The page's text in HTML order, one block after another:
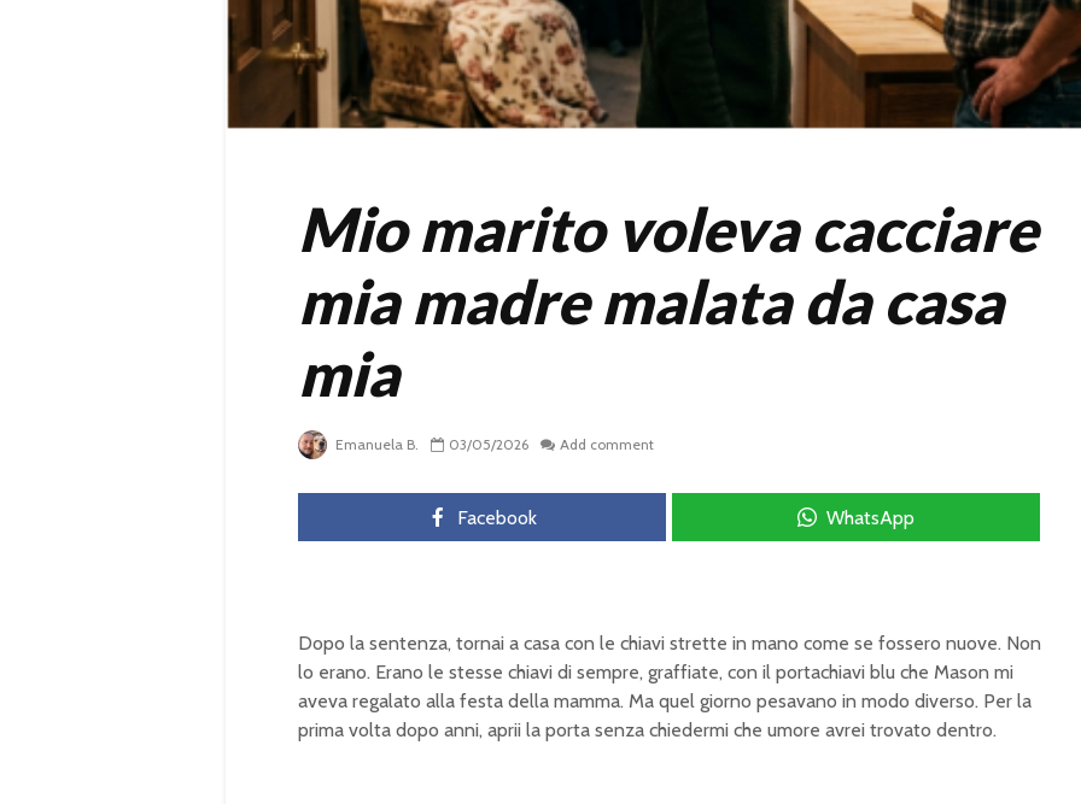
Mio marito voleva cacciare
mia madre malata da casa
mia
Emanuela B. 03/05/2026 Add comment
Facebook WhatsApp
Dopo la sentenza, tornai a casa con le chiavi strette in mano come se fossero nuove. Non
lo erano. Erano le stesse chiavi di sempre, graffiate, con il portachiavi blu che Mason mi
aveva regalato alla festa della mamma. Ma quel giorno pesavano in modo diverso. Per la
prima volta dopo anni, aprii la porta senza chiedermi che umore avrei trovato dentro.